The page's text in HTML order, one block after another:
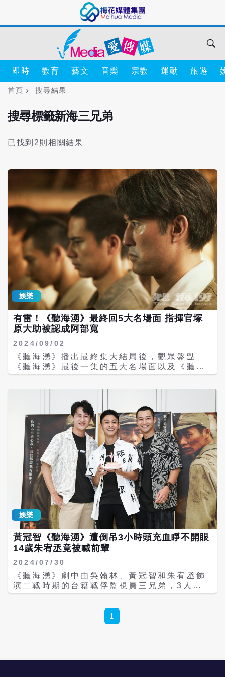
即時 教育 藝文 音樂 宗教 運動 旅遊
首頁 搜尋結果
搜尋標籤新海三兄弟
已找到2則相關結果
娛樂
有雷！《聽海湧》最終回5大名場面 指揮官塚
原大助被認成阿部寬
2024/09/02
《聽海湧》播出最終集大結局後，觀眾盤點
《聽海湧》最後一集的五大名場面以及《聽海
湧》在社群引發「三大現象」，第一個名場面
溝，並拿槍掃射，連俞涵在溝裡緊抱著孩子，
用唇語對吳翰林說「多謝」的畫面直戳觀眾們
的淚點。 第二個名場面是施名帥被當作山豬懸
吊在木桿上，施名帥表示這場戲拍了5天，
「抽筋跟發麻是日常。」更打趣說「甚至綁到
開始愛上柱狀物，看到竿子和柱子都會不自覺
的環抱它，準備好要被綁了。」他透露因為要
出演完全昏迷的狀態，「雖然過程中有製片
組、場務組加上美術組合力組成『神轎組』完
全照顧我，但心裡還是有許多忐忑，每次被放
下來都有敲到頭、咬到舌頭的風險。不敢說其
實我怕得要死，因為被綁著，有個萬一也沒有
能力自保。」幸好最後平安拍完。 黃冠智最後
走上絞刑台的畫面更是超級淚點，黃冠智受刑
前特地回頭告訴吳翰林「回去台灣，好好過生
活」，絕對是本集第三個名場面。吳翰林回想
海湧》劇本一起工作很長的時間，在現場看到
黃冠智離開我，就像是看見一個很信任、很
演孫介珩當時要求他越堅強越好，可是他當下
很難做到：「當我一轉身回頭要走上刑台，每
編劇蔡雨氛和導演孫介珩透過劇本台詞、戲劇
娛樂
黃冠智《聽海湧》遭倒吊3小時頭充血睜不開眼
14歲朱宥丞竟被喊前輩
2024/07/30
《聽海湧》劇中由吳翰林、黃冠智和朱宥丞飾
演二戰時期的台籍戰俘監視員三兄弟，3人戲
裡戲外都同甘共苦，開拍前一起赴日苦練日
被日軍連打巴掌等殘酷對待，其中一場倒吊戲
讓黃冠智吃足苦頭，讓他第一次拍戲主動喊不
1